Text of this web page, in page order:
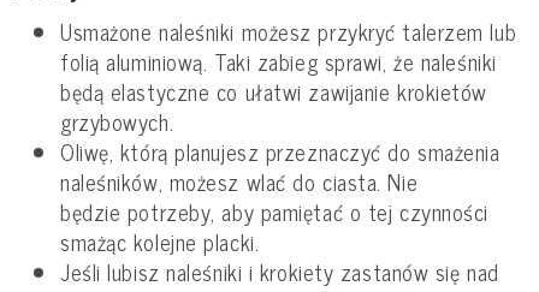
Usmażone naleśniki możesz przykryć talerzem lub
folią aluminiową. Taki zabieg sprawi, że naleśniki
będą elastyczne co ułatwi zawijanie krokietów
grzybowych.
Oliwę, którą planujesz przeznaczyć do smażenia
naleśników, możesz wlać do ciasta. Nie
będzie potrzeby, aby pamiętać o tej czynności
smażąc kolejne placki.
Jeśli lubisz naleśniki i krokiety zastanów się nad